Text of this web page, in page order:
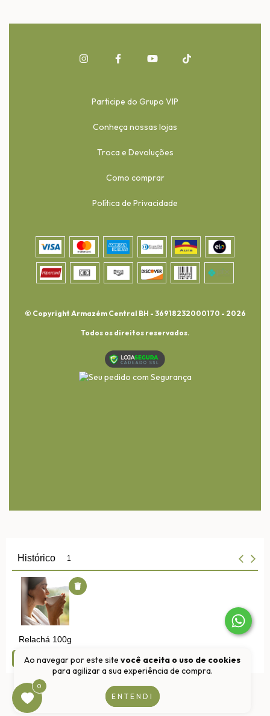
Ao navegar por este sitevocê aceita o uso de cookies
para agilizar a sua experiência de compra.
ENTENDI
Participe do Grupo VIP
Conheça nossas lojas
Troca e Devoluções
Como comprar
Política de Privacidade
© Copyright Armazém Central BH - 36918232000170 - 2026
Todos os direitos reservados.
0